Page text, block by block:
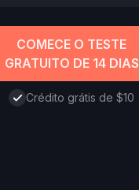
COMECE O TESTE
GRATUITO DE 14 DIAS
Crédito grátis de $10